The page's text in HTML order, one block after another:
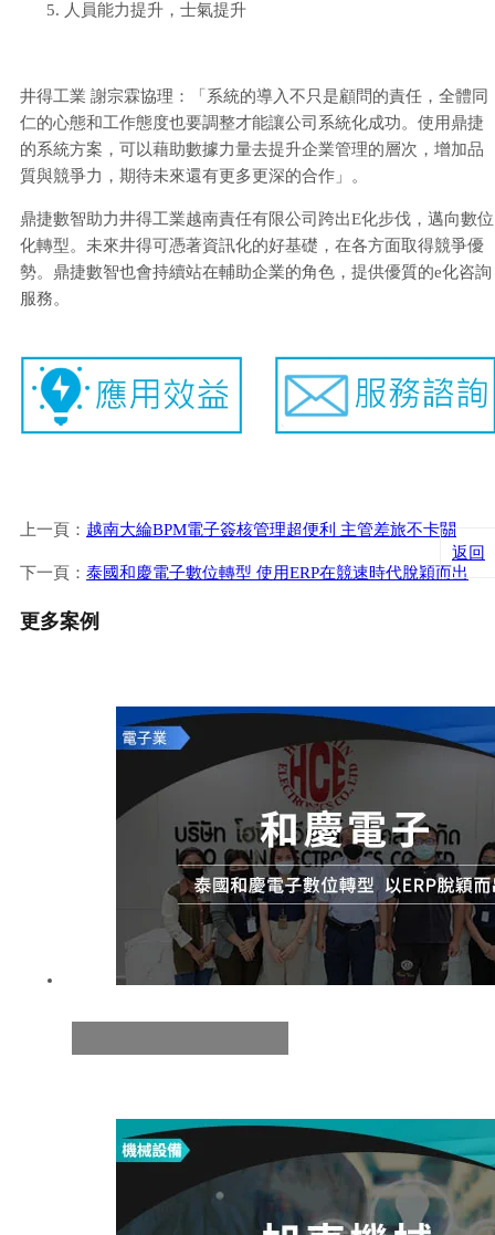
人員能力提升，士氣提升
井得工業 謝宗霖協理：「系統的導入不只是顧問的責任，全體同
仁的心態和工作態度也要調整才能讓公司系統化成功。使用鼎捷
的系統方案，可以藉助數據力量去提升企業管理的層次，增加品
質與競爭力，期待未來還有更多更深的合作」。
鼎捷數智助力井得工業越南責任有限公司跨出E化步伐，邁向數位
化轉型。未來井得可憑著資訊化的好基礎，在各方面取得競爭優
勢。鼎捷數智也會持續站在輔助企業的角色，提供優質的e化咨詢
服務。
上一頁： 越南大綸BPM電子簽核管理超便利 主管差旅不卡關
下一頁： 泰國和慶電子數位轉型 使用ERP在競速時代脫穎而出
返回
更多案例